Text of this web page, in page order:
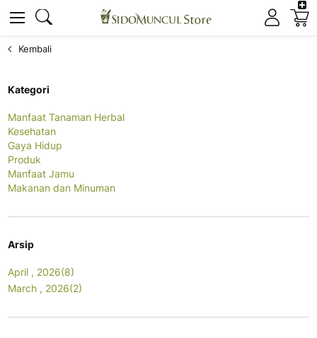
Kembali
Kategori
Manfaat Tanaman Herbal
Kesehatan
Gaya Hidup
Produk
Manfaat Jamu
Makanan dan Minuman
Arsip
April , 2026(8)
March , 2026(2)